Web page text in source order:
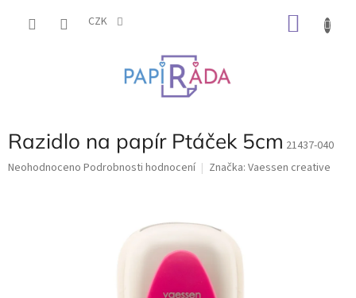
CZK
Razidlo na papír Ptáček 5cm 21437-040
Průměrné
Neohodnoceno Podrobnosti hodnocení Značka: Vaessen creative